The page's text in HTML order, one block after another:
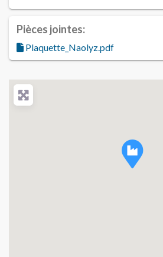
Pièces jointes:
Plaquette_Naolyz.pdf